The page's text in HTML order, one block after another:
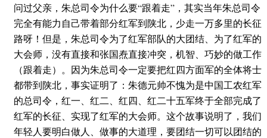
问过父亲，朱总司令为什么要“跟着走”，其实当年朱总司令
完全有能力自己带着部分红军到陕北，少走一万多里的长征
路呀！但是，朱总司令为了红军部队的大团结、为了红军的
大会师，没有直接和张国焘直接冲突，机智、巧妙的做工作
（跟着走）。因为朱总司令一定要把红四方面军的全体将士
都带到陕北，事实证明了：朱德元帅不愧为是中国工农红军
的总司令，红一、红二、红四、红二十五军终于全部完成了
红军的长征、实现了红军的大会师。这个故事说明了，我们
年轻人要明白做人、做事的大道理，要团结一切可以团结的